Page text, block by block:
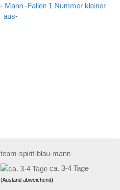
team-spirit-blau-mann
ca. 3-4 Tage
(Ausland abweichend)